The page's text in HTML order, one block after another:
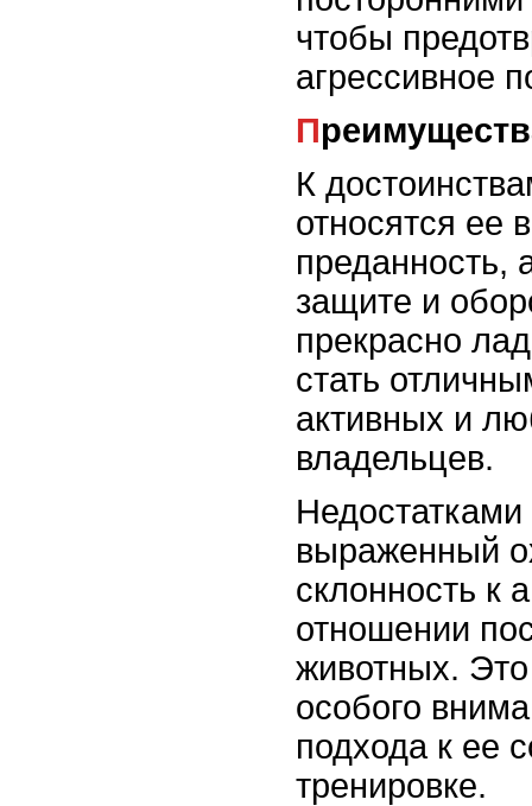
чтобы
агрессивное
К
относятся ее
преданность,
защите и
прекрасно
стать
активных и
владельцев.
выраженный
склонность к
отношении
животных.
особого
подхода к ее
тренировке.